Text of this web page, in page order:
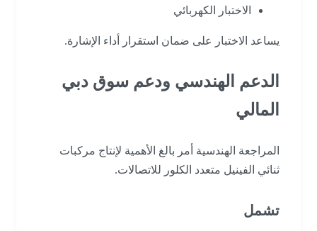
الاختبار الكهربائي
يساعد الاختبار على ضمان استقرار أداء الإشارة.
الدعم الهندسي ودعم سوق دبي
المالي
المراجعة الهندسية أمر بالغ الأهمية لإنتاج مركبات
ثنائي الفينيل متعدد الكلور للاتصالات.
تشمل